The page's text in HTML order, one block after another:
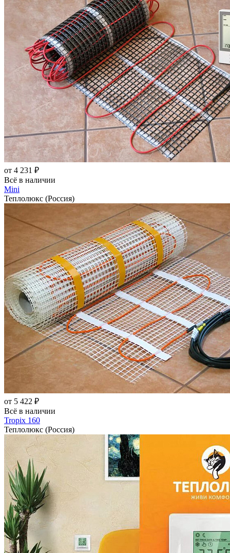
от 4 231 ₽
Всё в наличии
Mini
Теплолюкс (Россия)
от 5 422 ₽
Всё в наличии
Tropix 160
Теплолюкс (Россия)